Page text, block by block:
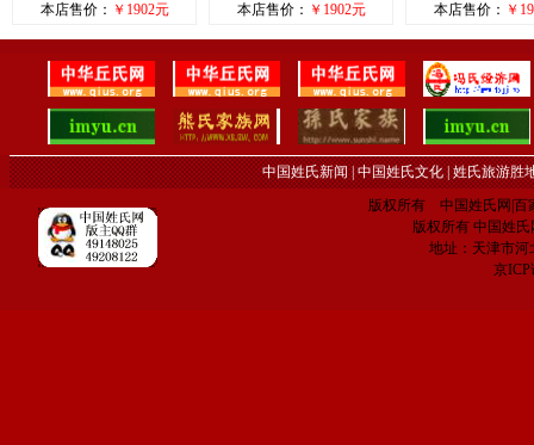
本店售价： ￥1902元
本店售价： ￥1902元
本店售价： ￥
中国姓氏新闻|中国姓氏文化|姓氏旅游胜
版权所有 中国姓氏网|百
版权所有 中国姓氏
地址：天津市河
京ICP